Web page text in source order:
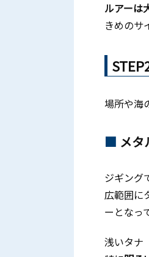
ルアーは
きめのサ
場所や海
メタ
ジギング
広範囲に
ーとなっ
浅いタナ